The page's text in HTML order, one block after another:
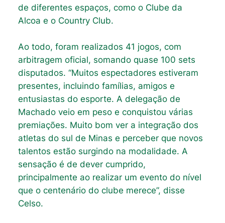
de diferentes espaços, como o Clube da
Alcoa e o Country Club.
Ao todo, foram realizados 41 jogos, com
arbitragem oficial, somando quase 100 sets
disputados. “Muitos espectadores estiveram
presentes, incluindo famílias, amigos e
entusiastas do esporte. A delegação de
Machado veio em peso e conquistou várias
premiações. Muito bom ver a integração dos
atletas do sul de Minas e perceber que novos
talentos estão surgindo na modalidade. A
sensação é de dever cumprido,
principalmente ao realizar um evento do nível
que o centenário do clube merece”, disse
Celso.